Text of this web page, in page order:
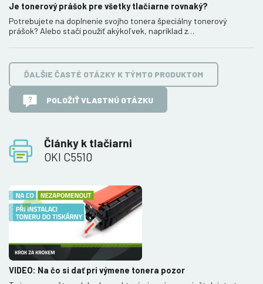
Články k tlačiarni
OKI C5510
Je tonerový prášok pre všetky tlačiarne rovnaký?
Potrebujete na doplnenie svojho tonera špeciálny tonerový
prášok? Alebo stačí použiť akýkoľvek, napríklad z…
ĎALŠIE ČASTÉ OTÁZKY K TÝMTO PRODUKTOM
POLOŽIŤ VLASTNÚ OTÁZKU
VIDEO: Na čo si dať pri výmene tonera pozor